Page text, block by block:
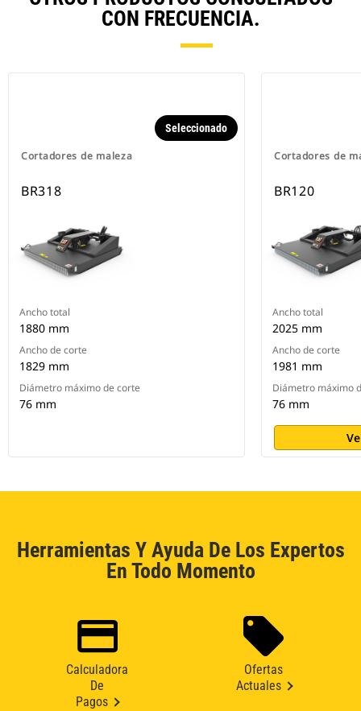
CON FRECUENCIA.
Cortadores de maleza
Seleccionado
BR318
Ancho total
1880 mm
Ancho de corte
1829 mm
Diámetro máximo de corte
76 mm
Cortadores de
BR120
Ancho total
2025 mm
Ancho de corte
1981 mm
Diámetro máximo
76 mm
Herramientas Y Ayuda De Los Expertos
En Todo Momento
Calculadora
De
Pagos
Ofertas
Actuales